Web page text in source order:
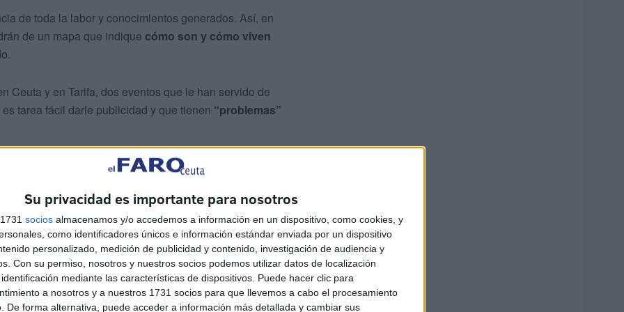
Su privacidad es importante para nosotros
socios almacenamos y/o accedemos a información en un dispositivo, como cookies, y
como identificadores únicos e información estándar enviada por un dispositivo
personalizado, medición de publicidad y contenido, investigación de audiencia y
Con su permiso, nosotros y nuestros socios podemos utilizar datos de localización
mediante las características de dispositivos. Puede hacer clic para
a nosotros y a nuestros 1731 socios para que llevemos a cabo el procesamiento
De forma alternativa, puede acceder a información más detallada y cambiar sus
de toda la labor y conocimientos generados. Así, en
de un mapa que indique cómo son y cómo viven
Ceuta y en Tarifa, dos eventos que le han servido de
tarea fácil darle publicidad y que tienen “problemas”
la difusión fuera del ámbito local y del campo de
ha sido
se suma una conferencia de la propia entidad. La
y cómo su estudio es un ejemplo de ciencia